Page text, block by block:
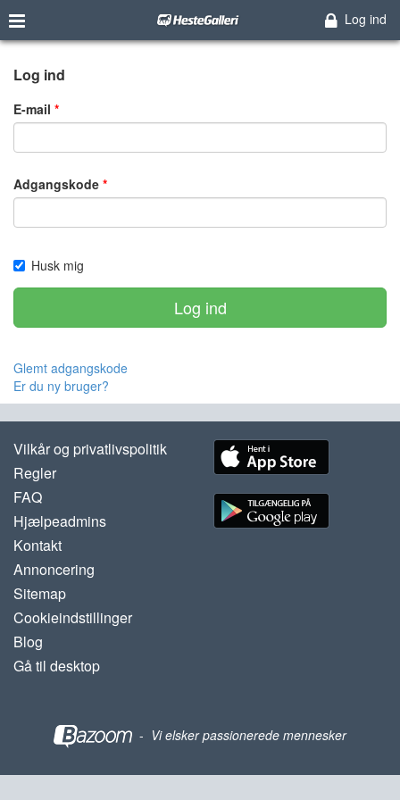
Log ind
Log ind
E-mail
Adgangskode
Husk mig
Log ind
Glemt adgangskode
Er du ny bruger?
Vilkår og privatlivspolitik
Regler
FAQ
Hjælpeadmins
Kontakt
Annoncering
Sitemap
Cookieindstillinger
Blog
Gå til desktop
- Vi elsker passionerede mennesker